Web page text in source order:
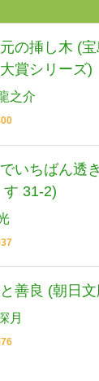
の挿し木 (
賞シリーズ)
之介
いちばん透
す 31-2)
善良 (朝日文
月